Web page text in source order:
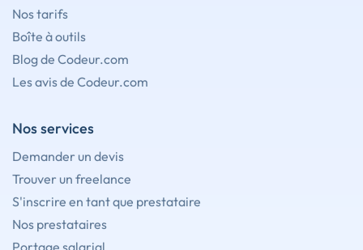
Nos tarifs
Boîte à outils
Blog de Codeur.com
Les avis de Codeur.com
Nos services
Demander un devis
Trouver un freelance
S'inscrire en tant que prestataire
Nos prestataires
Portage salarial